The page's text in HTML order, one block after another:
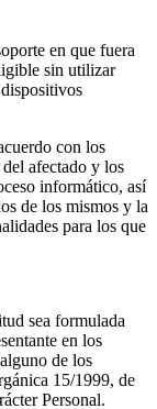
en que fuera
sin utilizar
con los
afectado y los
informático, así
de los mismos y la
para los que
sea formulada
en los
de los
15/1999, de
Personal.